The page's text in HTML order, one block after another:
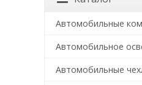
Автомобильные
Автомобильное
Автомобильные